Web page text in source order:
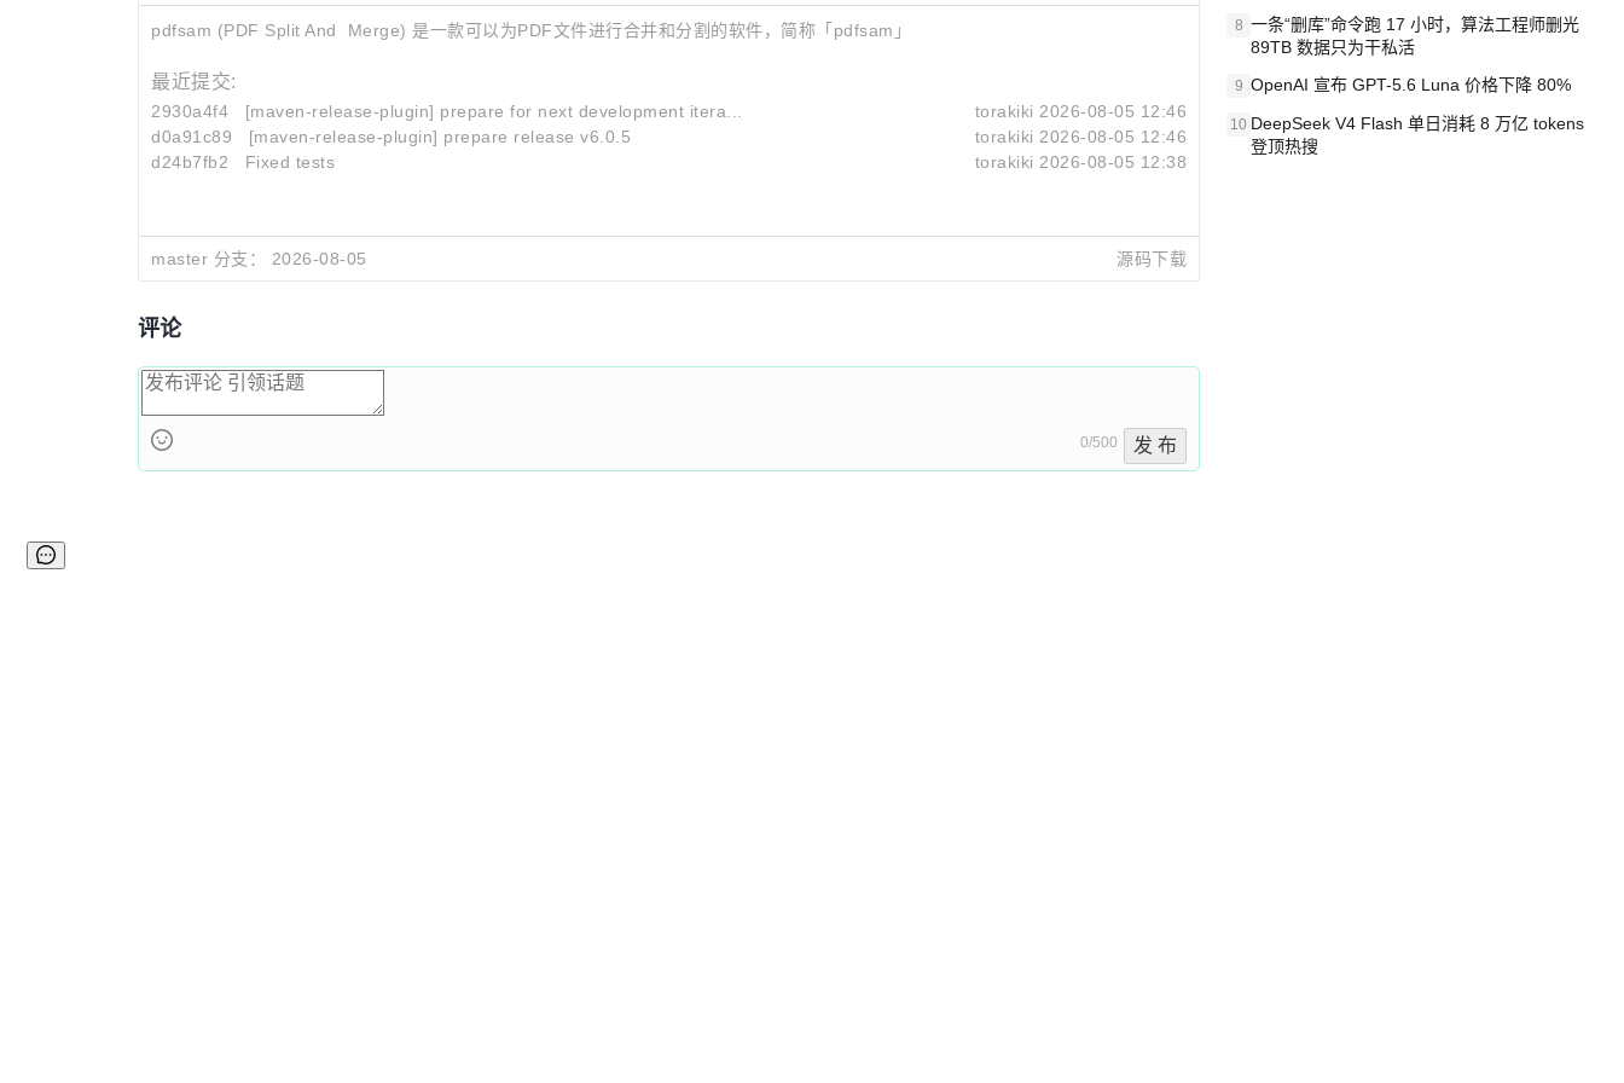
pdfsam (PDF Split And Merge) 是一款可以为PDF文件进行合并和分割的软件，简称「pdfsam」
最近提交:
2930a4f4 [maven-release-plugin] prepare for next development itera... torakiki 2026-08-05 12:46
d0a91c89
[maven-release-plugin] prepare release v6.0.5 torakiki 2026-08-05 12:46
d24b7fb2
Fixed tests torakiki 2026-08-05 12:38
master 分支： 2026-08-05 源码下载
评论
0/500 发 布
8 一条“删库”命令跑 17 小时，算法工程师删光
89TB 数据只为干私活
9 OpenAI 宣布 GPT-5.6 Luna 价格下降 80%
10 DeepSeek V4 Flash 单日消耗 8 万亿 tokens
登顶热搜